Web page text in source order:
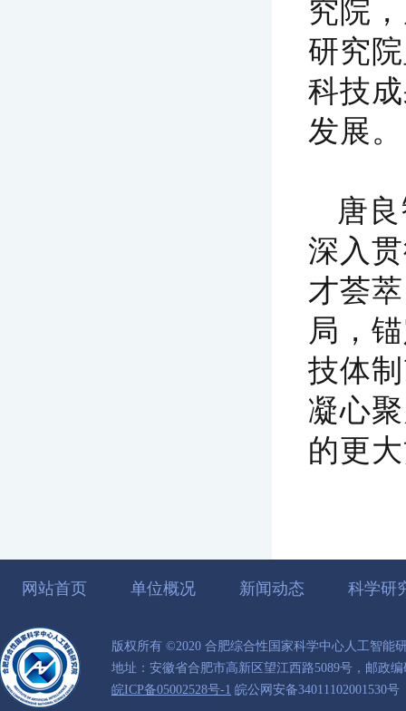
究院
研究
科技
发展。
唐
深入
才荟
局，
技体
凝心
的更
网站首页 单位概况 新闻动态 科学研
版权所有 ©2020 合肥综合性国家科学中心人工智能
地址：安徽省合肥市高新区望江西路5089号，邮政编
皖ICP备05002528号-1 皖公网安备34011102001530号